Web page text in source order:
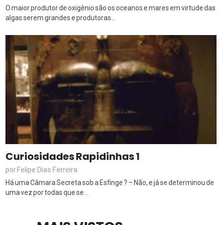
O maior produtor de oxigênio são os oceanos e mares em virtude das
algas serem grandes e produtoras...
Curiosidades Rapidinhas 1
porFelipe Dias Ferreira
Há uma Câmara Secreta sob a Esfinge ? – Não, e já se determinou de
uma vez por todas que se...